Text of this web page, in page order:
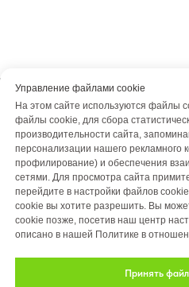
Портфолио
Управление файлами cookie
На этом сайте используются файлы
файлы cookie, для сбора
производительности сайта,
персонализации нашего рекламного
профилирование) и обеспечения
сетями. Для просмотра сайта
перейдите в настройки файлов
cookie вы хотите разрешить. Вы
cookie позже, посетив наш центр
описано в нашей Политике в
Принять